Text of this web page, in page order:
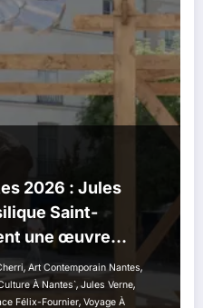
2026 : Jules
Saint-
une œuvre
, Art Contemporain Nantes,
À Nantes`, Jules Verne,
Félix-Fournier, Voyage À